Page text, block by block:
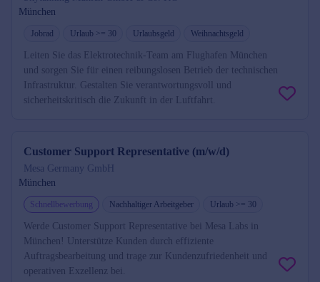
München
Jobrad Urlaub >= 30 Urlaubsgeld Weihnachtsgeld
Leiten Sie das Elektrotechnik-Team am Flughafen München
und sorgen Sie für einen reibungslosen Betrieb der technischen
Infrastruktur. Gestalten Sie verantwortungsvoll und
sicherheitskritisch die Zukunft in der Luftfahrt.
Customer Support Representative (m/w/d)
Mesa Germany GmbH
München
Schnellbewerbung Nachhaltiger Arbeitgeber Urlaub >= 30
Werde Customer Support Representative bei Mesa Labs in
München! Unterstütze Kunden durch effiziente
Auftragsbearbeitung und trage zur Kundenzufriedenheit und
operativen Exzellenz bei.